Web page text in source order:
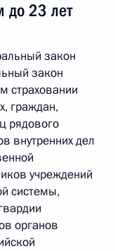
до 23 лет
закон
закон
страховании
граждан,
рядового
внутренних дел
учреждений
системы,
органов